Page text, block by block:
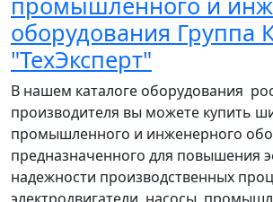
оборудования Группа
"ТехЭксперт"
В нашем каталоге оборудования
производителя вы можете купить
промышленного и инженерного
предназначенного для повышения
надежности производственных